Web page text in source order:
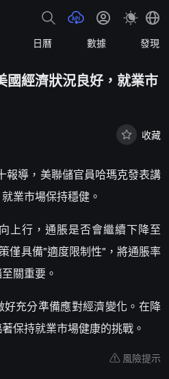
日曆 數據 發現
國經濟狀況良好，就業市
收藏
報導，美聯儲官員哈瑪克發表講
業市場保持穩健。
上行，通脹是否會繼續下降至
僅具備"適度限制性"，將通脹率
關重要。
充分準備應對經濟變化。在降
保持就業市場健康的挑戰。
風險提示